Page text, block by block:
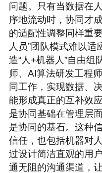
问题。只有当数据在
序地流动时，协同才
的适配性调整同样重
人员”团队模式难以
造“人+机器人”自由组
师、AI算法研发工程
同工作，实现数据、
能形成真正的互补效
是协同基础在管理层
是协同的基石。这种
信任，也包括机器对
过设计简洁直观的用
通无阻的沟通渠道，